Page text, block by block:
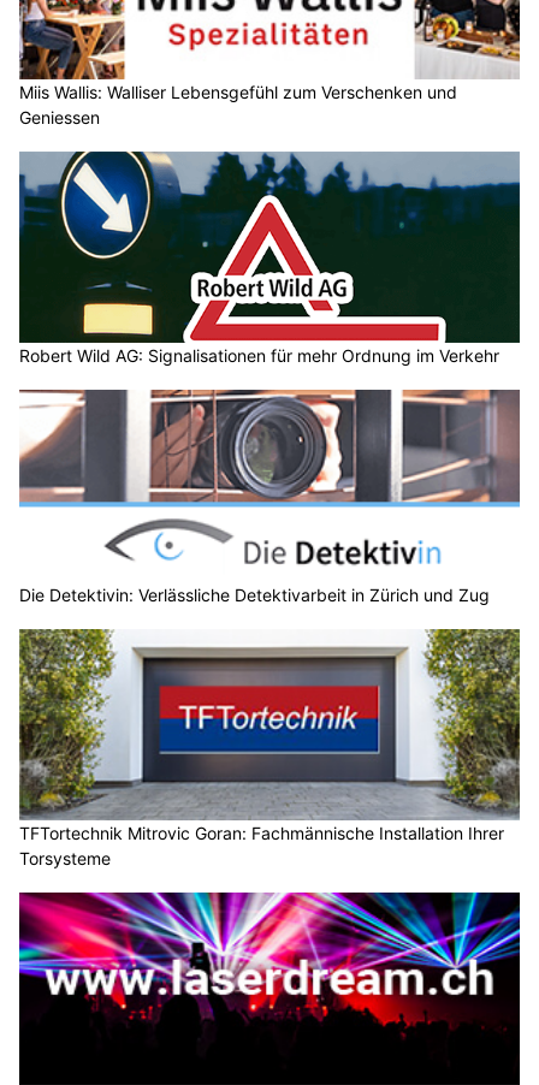
Miis Wallis: Walliser Lebensgefühl zum Verschenken und
Geniessen
Robert Wild AG: Signalisationen für mehr Ordnung im Verkehr
Die Detektivin: Verlässliche Detektivarbeit in Zürich und Zug
TFTortechnik Mitrovic Goran: Fachmännische Installation Ihrer
Torsysteme